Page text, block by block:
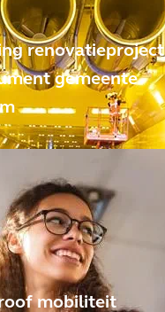
renovatieproject
gemeente
mobiliteit